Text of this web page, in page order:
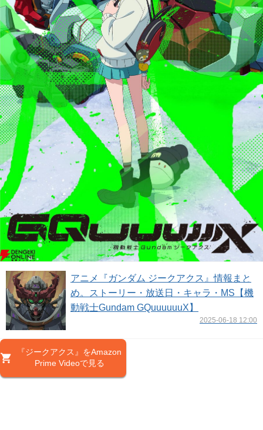
アニメ『ガンダム ジークアクス』情報まと
め。ストーリー・放送日・キャラ・MS【機
動戦士Gundam GQuuuuuuX】
2025-06-18 12:00
『ジークアクス』をAmazon
Prime Videoで見る